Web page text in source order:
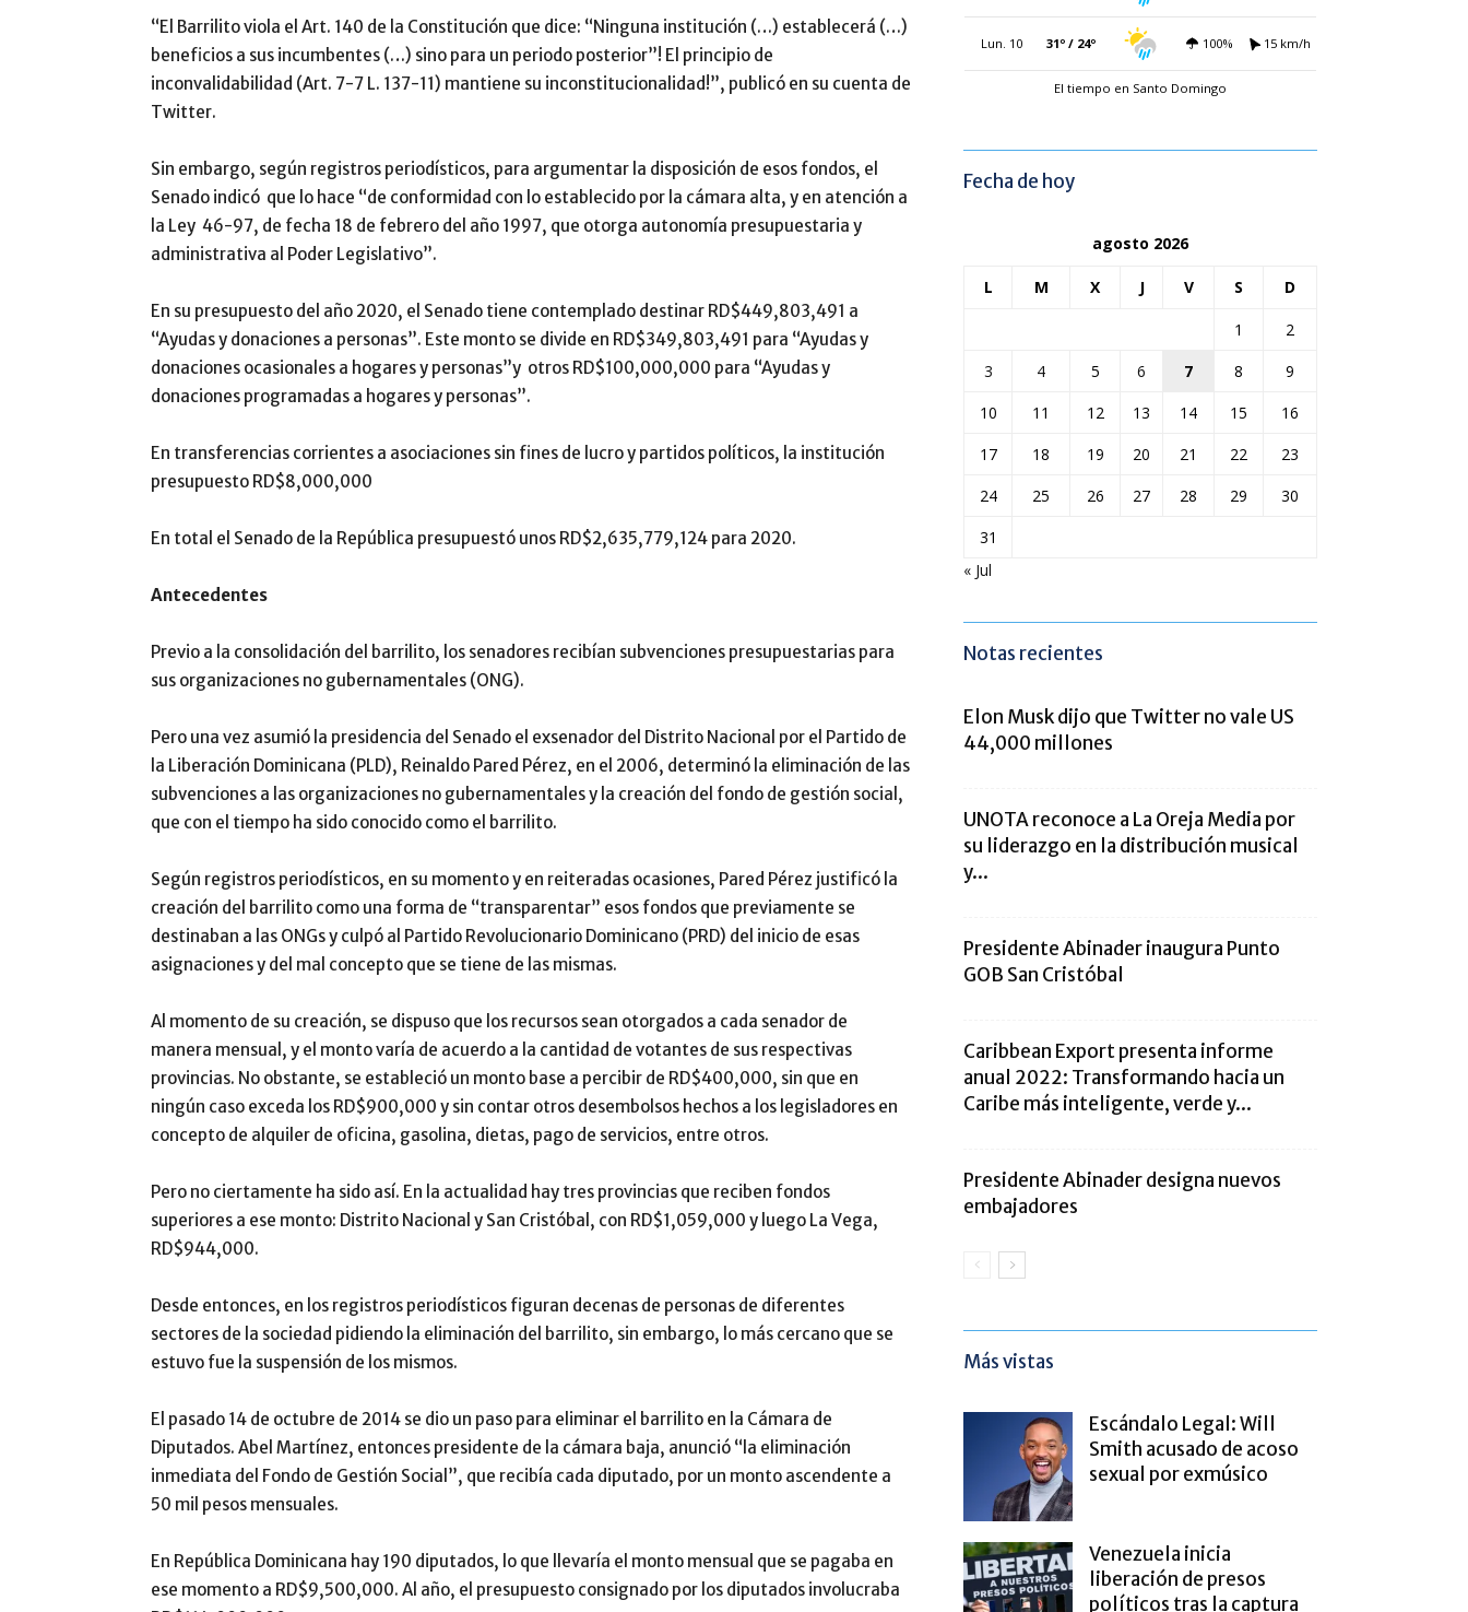
“El Barrilito viola el Art. 140 de la Constitución que dice: “Ninguna institución (…) establecerá (…)
beneficios a sus incumbentes (…) sino para un periodo posterior”! El principio de
inconvalidabilidad (Art. 7-7 L. 137-11) mantiene su inconstitucionalidad!”, publicó en su cuenta de
Twitter.
Sin embargo, según registros periodísticos, para argumentar la disposición de esos fondos, el
Senado indicó que lo hace “de conformidad con lo establecido por la cámara alta, y en atención a
la Ley 46-97, de fecha 18 de febrero del año 1997, que otorga autonomía presupuestaria y
administrativa al Poder Legislativo”.
En su presupuesto del año 2020, el Senado tiene contemplado destinar RD$449,803,491 a
“Ayudas y donaciones a personas”. Este monto se divide en RD$349,803,491 para “Ayudas y
donaciones ocasionales a hogares y personas”y otros RD$100,000,000 para “Ayudas y
donaciones programadas a hogares y personas”.
En transferencias corrientes a asociaciones sin fines de lucro y partidos políticos, la institución
presupuesto RD$8,000,000
En total el Senado de la República presupuestó unos RD$2,635,779,124 para 2020.
Antecedentes
Previo a la consolidación del barrilito, los senadores recibían subvenciones presupuestarias para
sus organizaciones no gubernamentales (ONG).
Pero una vez asumió la presidencia del Senado el exsenador del Distrito Nacional por el Partido de
la Liberación Dominicana (PLD), Reinaldo Pared Pérez, en el 2006, determinó la eliminación de las
subvenciones a las organizaciones no gubernamentales y la creación del fondo de gestión social,
que con el tiempo ha sido conocido como el barrilito.
Según registros periodísticos, en su momento y en reiteradas ocasiones, Pared Pérez justificó la
creación del barrilito como una forma de “transparentar” esos fondos que previamente se
destinaban a las ONGs y culpó al Partido Revolucionario Dominicano (PRD) del inicio de esas
asignaciones y del mal concepto que se tiene de las mismas.
Al momento de su creación, se dispuso que los recursos sean otorgados a cada senador de
manera mensual, y el monto varía de acuerdo a la cantidad de votantes de sus respectivas
provincias. No obstante, se estableció un monto base a percibir de RD$400,000, sin que en
ningún caso exceda los RD$900,000 y sin contar otros desembolsos hechos a los legisladores en
concepto de alquiler de oficina, gasolina, dietas, pago de servicios, entre otros.
Pero no ciertamente ha sido así. En la actualidad hay tres provincias que reciben fondos
superiores a ese monto: Distrito Nacional y San Cristóbal, con RD$1,059,000 y luego La Vega,
RD$944,000.
Desde entonces, en los registros periodísticos figuran decenas de personas de diferentes
sectores de la sociedad pidiendo la eliminación del barrilito, sin embargo, lo más cercano que se
estuvo fue la suspensión de los mismos.
El pasado 14 de octubre de 2014 se dio un paso para eliminar el barrilito en la Cámara de
Diputados. Abel Martínez, entonces presidente de la cámara baja, anunció “la eliminación
inmediata del Fondo de Gestión Social”, que recibía cada diputado, por un monto ascendente a
50 mil pesos mensuales.
En República Dominicana hay 190 diputados, lo que llevaría el monto mensual que se pagaba en
ese momento a RD$9,500,000. Al año, el presupuesto consignado por los diputados involucraba
Lun. 10 31º / 24º 100% 15 km/h
El tiempo en Santo Domingo
Fecha de hoy
agosto 2026
L M X J V S D
1
2
3
4 5 6 7 8
9
10
11 12 13 14 15
16
17
18 19 20 21 22
23
24
25 26 27 28 29
30
31
« Jul
Notas recientes
Elon Musk dijo que Twitter no vale US
44,000 millones
UNOTA reconoce a La Oreja Media por
su liderazgo en la distribución musical
y...
Presidente Abinader inaugura Punto
GOB San Cristóbal
Caribbean Export presenta informe
anual 2022: Transformando hacia un
Caribe más inteligente, verde y...
Presidente Abinader designa nuevos
embajadores
Más vistas
Escándalo Legal: Will
Smith acusado de acoso
sexual por exmúsico
Venezuela inicia
liberación de presos
políticos tras la captura